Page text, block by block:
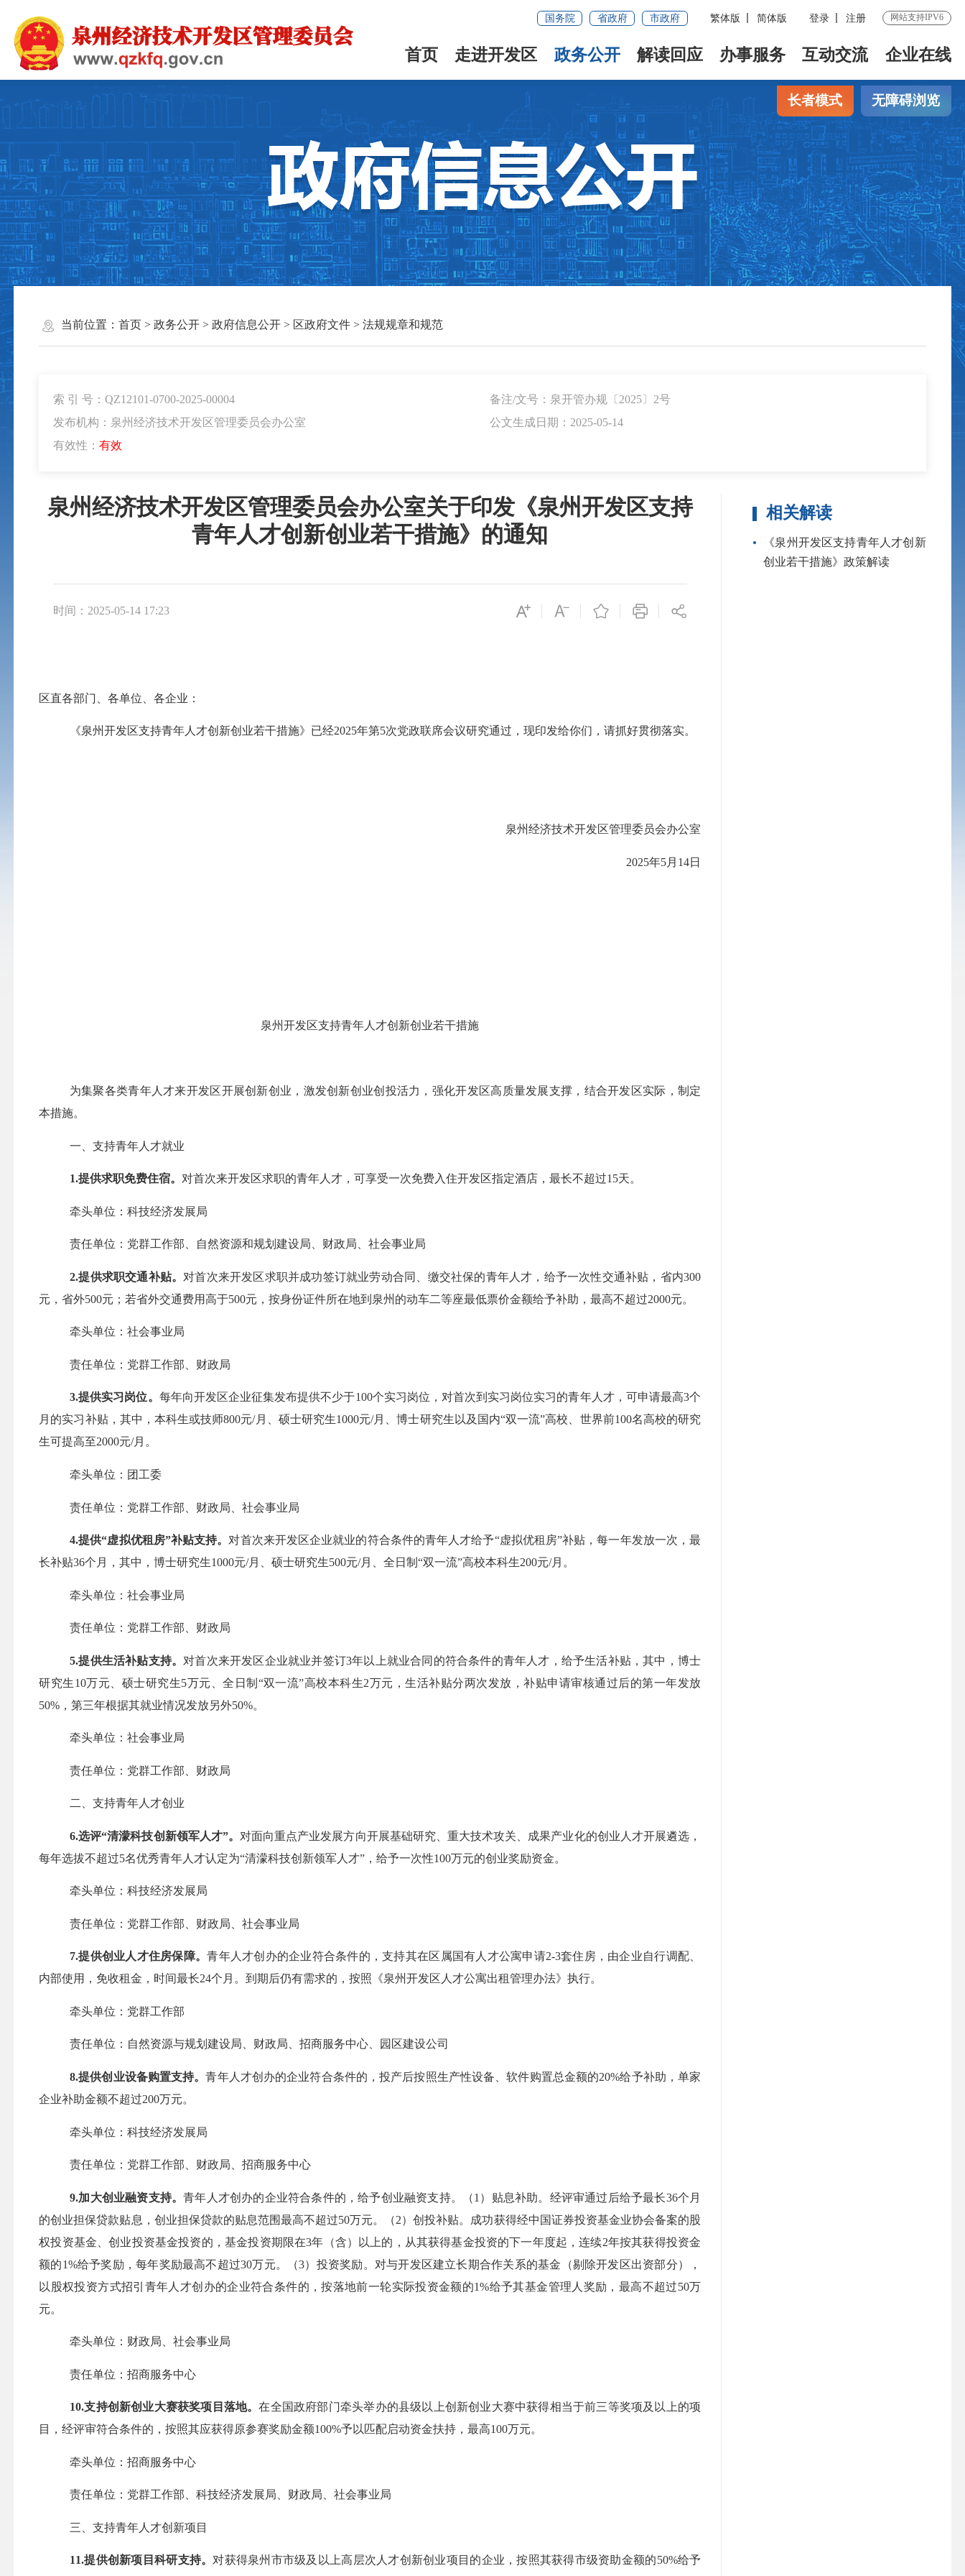
国务院 省政府 市政府 繁体版 简体版 登录 注册 网站支持IPV6
首页 走进开发区 政务公开 解读回应 办事服务 互动交流 企业在线
长者模式 无障碍浏览
当前位置： 首页> 政务公开> 政府信息公开> 区政府文件> 法规规章和规范
索 引 号：QZ12101-0700-2025-00004
备注/文号：泉开管办规〔2025〕2号
发布机构：泉州经济技术开发区管理委员会办公室
公文生成日期：2025-05-14
有效性： 有效
泉州经济技术开发区管理委员会办公室关于印发《泉州开发区支持
青年人才创新创业若干措施》的通知
时间：2025-05-14 17:23
区直各部门、各单位、各企业 ：
《泉州开发区支持青年人才创新创业若干措施》已经2025年第5次党政联席会议研究通过，现印发给你们，请抓好贯彻落实。
泉州经济技术开发区管理委员会办公室
2025年5月14日
泉州开发区支持青年人才创新创业若干措施
为集聚各类青年人才来开发区开展创新创业，激发创新创业创投活力 ， 强化开发区高质量发展支撑 ，结合开发区实际，制定
本措施。
一、支持青年人才就业
1.提供求职免费住宿。 对首次来开发区求职的青年人才，可享受一次免费入住开发区指定酒店，最长不超过15天。
牵头单位：科技经济发展局
责任单位：党群工作部、自然资源和规划建设局、 财政局、 社会事业局
2.提供求职交通补贴。 对首次来开发区求职并成功签订就业劳动合同、缴交社保的青年人才，给予一次性交通补贴，省内300
元，省外500元；若省外交通费用高于500元，按身份证件所在地到泉州的动车二等座最低票价金额给予补助，最高不超过2000元。
牵头单位：社会事业局
责任单位：党群工作部、财政局
3.提供实习 岗位。 每年向开发区企业征集发布提供不少于100个实习 岗位 ， 对首次到 实习 岗位实习的青年人才，可申请最高3个
月的实习补贴，其中， 本科生或技师800元/月、 硕士研究生1000元/月 、博士研究生以及 国内“双一流”高校、世界前100名高校的研究
生可提高至2000元/月。
牵头单位：团工委
责任单位：党群工作部、财政局、社会事业局
4.提供“虚拟优租房”补贴支持。 对首次来开发区企业就业的符合条件的青年人才给予“虚拟优租房”补贴 ，每一年发放一次，最
长补贴36个月，其中，博士研究生1000元/月、硕士研究生500元/月 、全日制“双一流”高校本科生200元/月 。
牵头单位：社会事业局
责任单位：党群工作部、财政局
5.提供生活补贴支持。 对首次来开发区企业就业并签订3年以上就业合同 的符合条件的青年人才，给予生活补贴，其中， 博士
研究生10万元、硕士研究生5万元、全日制“双一流”高校本科生2万元，生活补贴分两次发放，补贴申请审核通过后的第一年发放
50%，第三年根据其就业情况发放另外50%。
牵头单位：社会事业局
责任单位：党群工作部、财政局
二、支持青年人才创业
6.选评“清濛科技创新领军人才”。 对面向重点产业发展方向开展基础研究、重大技术攻关、成果产业化的创业人才开展遴选，
每年选拔不超过5名优秀青年人才认定为“清濛科技创新领军人才”，给予一次性100万元的创业奖励资金。
牵头单位：科技经济发展局
责任单位：党群工作部、 财政局、 社会事业局
7.提供创业人才住房保障。青年人才创办的企业符合条件的，支持其在区属国有人才公寓申请2-3套住房，由企业自行调配、
内部使用 ，免收租金，时间最长24个月 。到期后仍有需求的，按照《泉州开发区人才公寓出租管理办法》执行。
牵头单位：党群工作部
责任单位：自然资源与规划建设局、财政局、招商服务中心、园区建设公司
8.提供创业设备购置支持。青年人才创办的企业符合条件的，投产后按照生产性设备、软件购置总金额的20%给予补助，单家
企业补助金额不超过200万元。
牵头单位：科技经济发展局
责任单位：党群工作部、财政局、招商服务中心
9.加大创业融资支持。青年人才创办的企业符合条件的 ，给予创业融资支持。 （1）贴息补助。经评审通过后给予最长36个月
的创业担保贷款贴息 ， 创业担保贷款的贴息范围最高不超过50万元。 （2）创投补贴。成功获得经中国证券投资基金业协会备案的股
权投资基金、创业投资基金投资的，基金投资期限在3年（含）以上的，从其获得基金投资的下一年度起，连续2年按其获得投资金
额的1%给予奖励，每年奖励最高不超过30万元。（3）投资奖励。 对与开发区建立长期合作关系的基金（剔除开发区出资部分），
以股权投资方式招引青年人才创办的企业符合条件的，按落地前一轮实际投资金额的1%给予其基金管理人奖励，最高不超过50万
元。
牵头单位：财政局、社会事业局
责任单位：招商服务中心
10.支持创新创业大赛获奖项目落地。在全国政府部门牵头举办的县级以上创新创业大赛中获得相当于前三等奖项及以上的项
目，经评审符合条件的 ，按照其应获得原参赛奖励金额100%予以匹配启动资金扶持，最高100万元。
牵头单位：招商服务中心
责任单位：党群工作部、科技经济发展局、 财政局、 社会事业局
三、支持青年人才创新项目
11.提供创新项目科研支持。 对获得泉州市市级及以上高层次人才创新创业项目 的企业，按照其获得市级资助金额的50%给予
相关解读
《泉州开发区支持青年人才创新
创业若干措施》政策解读